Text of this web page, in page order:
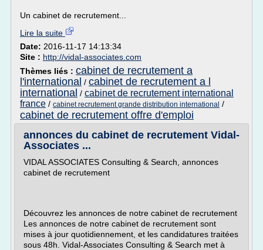
Un cabinet de recrutement...
Lire la suite
Date: 2016-11-17 14:13:34
Site : http://vidal-associates.com
Thèmes liés : cabinet de recrutement a
l'international / cabinet de recrutement a l
international / cabinet de recrutement international
france / cabinet recrutement grande distribution international /
cabinet de recrutement offre d'emploi
annonces du cabinet de recrutement Vidal-
Associates ...
VIDAL ASSOCIATES Consulting & Search, annonces
cabinet de recrutement
Découvrez les annonces de notre cabinet de recrutement
Les annonces de notre cabinet de recrutement sont
mises à jour quotidiennement, et les candidatures traitées
sous 48h. Vidal-Associates Consulting & Search met à